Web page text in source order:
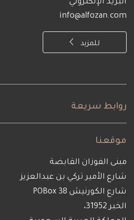
البريد الإلكتروني
info@alfozan.com
للمزيد
روابط سريعة
موقعنا
مبنى الفوزان القابضة
شارع الأمير تركي بن عبدالعزيز
شارع الكورنيش POBox 38
الخبر 31952،